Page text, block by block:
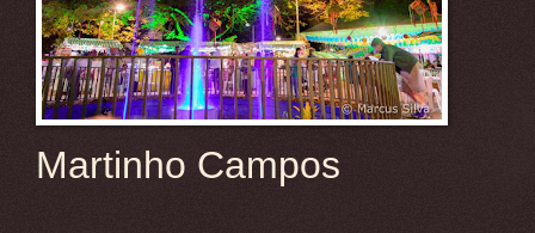
Martinho Campos